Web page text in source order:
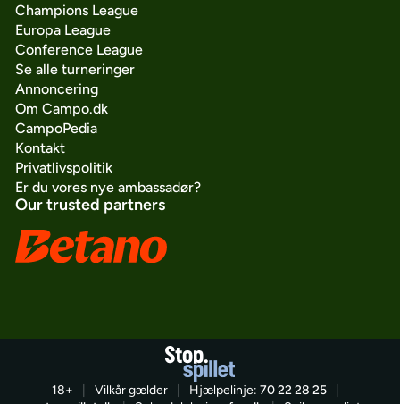
Champions League
Europa League
Conference League
Se alle turneringer
Annoncering
Om Campo.dk
CampoPedia
Kontakt
Privatlivspolitik
Er du vores nye ambassadør?
Our trusted partners
18+ Vilkår gælder Hjælpelinje: 70 22 28 25